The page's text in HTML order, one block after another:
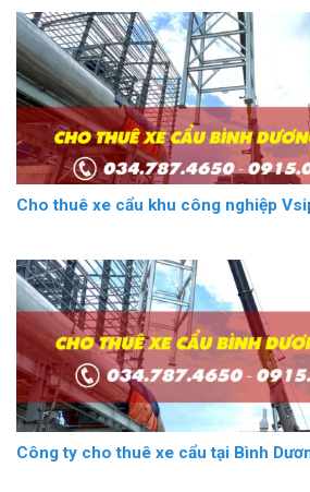
Cho thuê xe cẩu khu công nghiệp
Công ty cho thuê xe cẩu tại Bình